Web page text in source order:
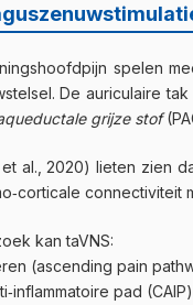
spelen
De auriculaire
grijze stof
et al., 2020) lieten zien
kan taVNS:
(ascending pain
pad